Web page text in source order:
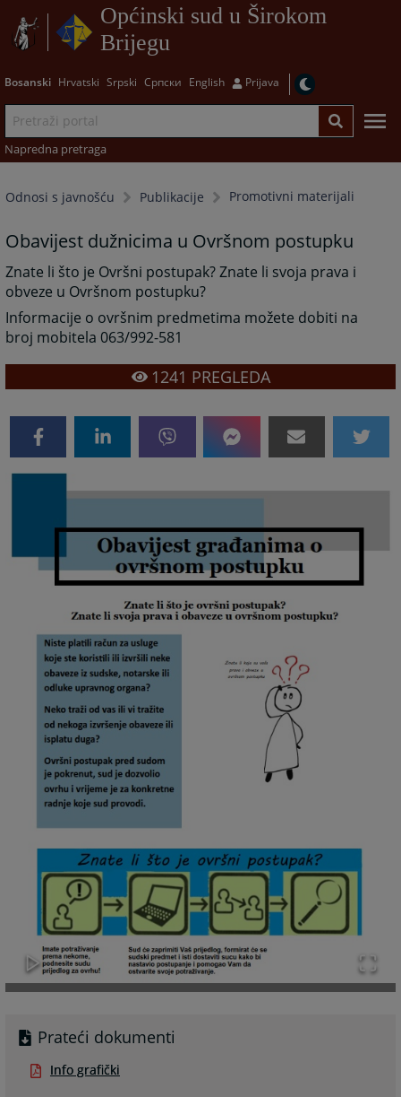
Općinski sud u Širokom
Brijegu
Bosanski Hrvatski Srpski Српски English Prijava
Napredna pretraga
Odnosi s javnošću Publikacije Promotivni materijali
Obavijest dužnicima u Ovršnom postupku
Znate li što je Ovršni postupak? Znate li svoja prava i
obveze u Ovršnom postupku?
Informacije o ovršnim predmetima možete dobiti na
broj mobitela 063/992-581
1241 PREGLEDA
Prateći dokumenti
Info grafički